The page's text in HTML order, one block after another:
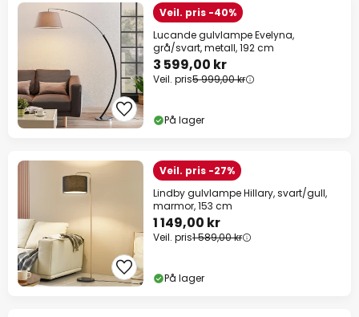
Veil. pris -40%
Lucande gulvlampe Evelyna,
grå/svart, metall, 192 cm
3 599,00 kr
Veil. pris5 999,00 kr
På lager
Veil. pris -27%
Lindby gulvlampe Hillary, svart/gull,
marmor, 153 cm
1 149,00 kr
Veil. pris1 589,00 kr
På lager